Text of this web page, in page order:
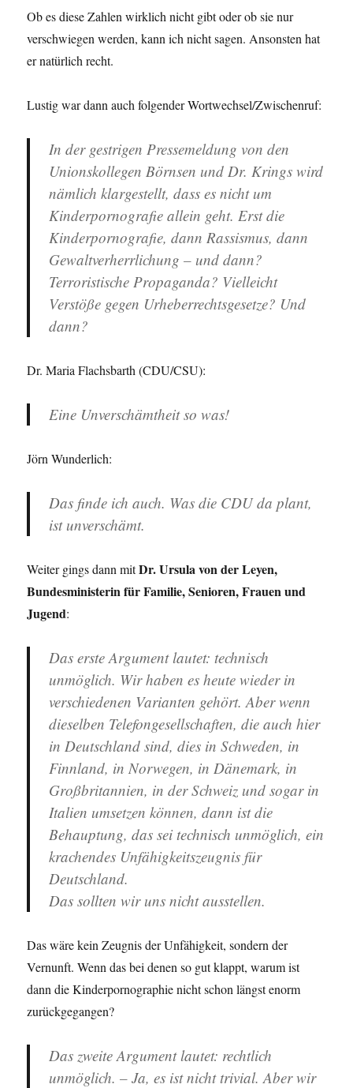
Ob es diese Zahlen wirklich nicht gibt oder ob sie nur
verschwiegen werden, kann ich nicht sagen. Ansonsten hat
er natürlich recht.
Lustig war dann auch folgender Wortwechsel/Zwischenruf:
In der gestrigen Pressemeldung von den
Unionskollegen Börnsen und Dr. Krings wird
nämlich klargestellt, dass es nicht um
Kinderpornografie allein geht. Erst die
Kinderpornografie, dann Rassismus, dann
Gewaltverherrlichung – und dann?
Terroristische Propaganda? Vielleicht
Verstöße gegen Urheberrechtsgesetze? Und
dann?
Dr. Maria Flachsbarth (CDU/CSU):
Eine Unverschämtheit so was!
Jörn Wunderlich:
Das finde ich auch. Was die CDU da plant,
ist unverschämt.
Weiter gings dann mitDr. Ursula von der Leyen,
Bundesministerin für Familie, Senioren, Frauen und
Jugend:
Das erste Argument lautet: technisch
unmöglich. Wir haben es heute wieder in
verschiedenen Varianten gehört. Aber wenn
dieselben Telefongesellschaften, die auch hier
in Deutschland sind, dies in Schweden, in
Finnland, in Norwegen, in Dänemark, in
Großbritannien, in der Schweiz und sogar in
Italien umsetzen können, dann ist die
Behauptung, das sei technisch unmöglich, ein
krachendes Unfähigkeitszeugnis für
Deutschland.
Das sollten wir uns nicht ausstellen.
Das wäre kein Zeugnis der Unfähigkeit, sondern der
Vernunft. Wenn das bei denen so gut klappt, warum ist
dann die Kinderpornographie nicht schon längst enorm
zurückgegangen?
Das zweite Argument lautet: rechtlich
unmöglich. – Ja, es ist nicht trivial. Aber wir